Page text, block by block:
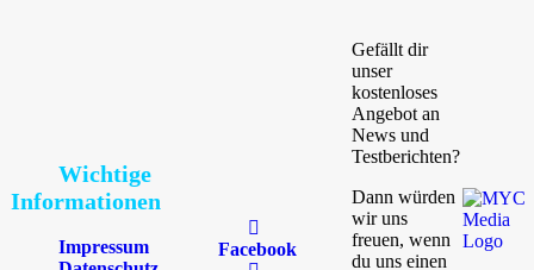
Wichtige
Informationen
Impressum
Facebook
Gefällt dir
unser
kostenloses
Angebot an
News und
Testberichten?
Dann würden
wir uns
freuen, wenn
du uns einen